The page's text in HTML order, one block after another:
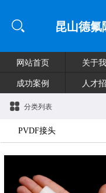
昆山德
网站首页 关于
成功案例
人才
分类列表
PVDF接头